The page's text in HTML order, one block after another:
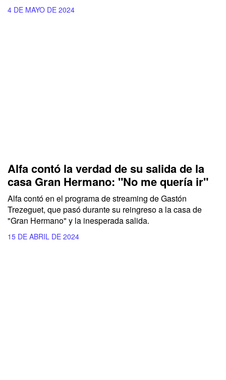
4 DE MAYO DE 2024
Alfa contó la verdad de su salida de la
casa Gran Hermano: "No me quería ir"
Alfa contó en el programa de streaming de Gastón
Trezeguet, que pasó durante su reingreso a la casa de
"Gran Hermano" y la inesperada salida.
15 DE ABRIL DE 2024